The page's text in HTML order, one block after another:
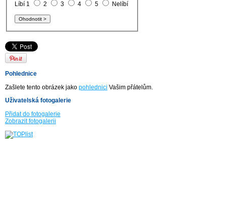
Líbí 1 2 3 4 5 Nelíbí
Pohlednice
Zašlete tento obrázek jako pohlednici Vašim přátelům.
Uživatelská fotogalerie
Přidat do fotogalerie
Zobrazit fotogalerii